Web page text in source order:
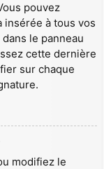
pouvez
insérée à tous vos
le panneau
cette dernière
sur chaque
modifiez le